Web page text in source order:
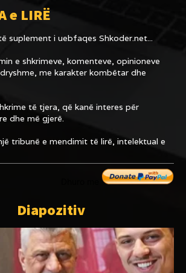
e LIRË
suplement i uebfaqes Shkoder.net...
e shkrimeve, komenteve, opinioneve
me karakter kombëtar dhe
të tjera, që kanë interes për
dhe më gjerë.
tribunë e mendimit të lirë, intelektual e
Diapozitiv